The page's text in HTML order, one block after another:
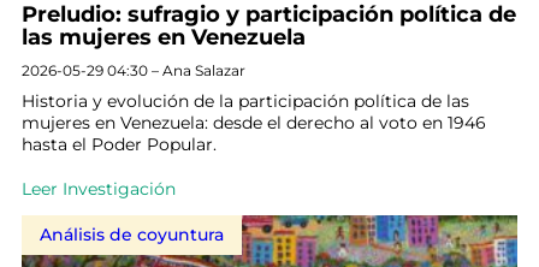
Preludio: sufragio y participación política de
las mujeres en Venezuela
2026-05-29 04:30 – Ana Salazar
Historia y evolución de la participación política de las
mujeres en Venezuela: desde el derecho al voto en 1946
hasta el Poder Popular.
Leer Investigación
Análisis de coyuntura